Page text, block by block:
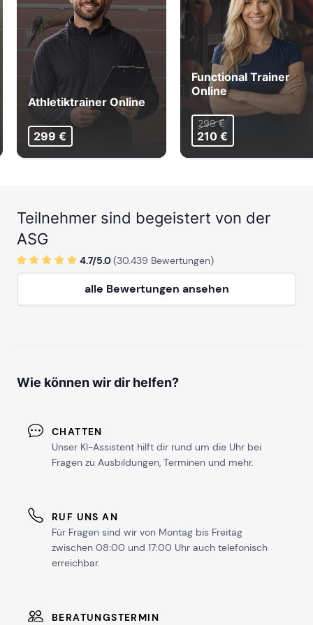
Athletiktrainer Online
299 €
Functional Trainer
Online
299 €
210 €
Teilnehmer sind begeistert von der
ASG
4.7/5.0(30.439 Bewertungen)
alle Bewertungen ansehen
Wie können wir dir helfen?
CHATTEN
Unser KI-Assistent hilft dir rund um die Uhr bei
Fragen zu Ausbildungen, Terminen und mehr.
RUF UNS AN
Für Fragen sind wir von Montag bis Freitag
zwischen 08:00 und 17:00 Uhr auch telefonisch
erreichbar.
BERATUNGSTERMIN